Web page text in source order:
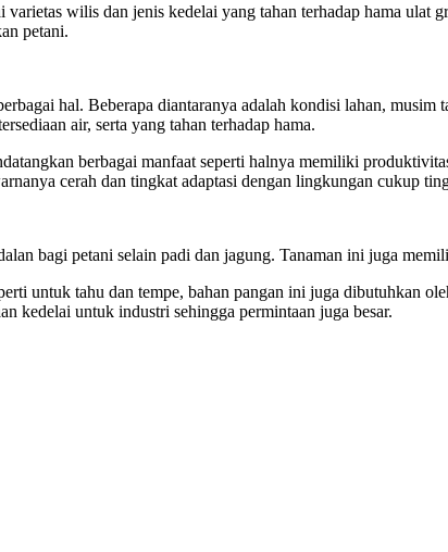
wilis dan jenis kedelai yang tahan terhadap hama
petani.
hal. Beberapa diantaranya adalah kondisi lahan, musim
air, serta yang tahan terhadap hama.
berbagai manfaat seperti halnya memiliki
cerah dan tingkat adaptasi dengan lingkungan cukup
bagi petani selain padi dan jagung. Tanaman ini juga
untuk tahu dan tempe, bahan pangan ini juga dibutuhkan
kedelai untuk industri sehingga permintaan juga besar.